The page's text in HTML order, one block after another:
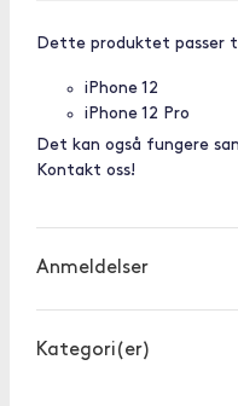
Dette produktet passer
iPhone 12
iPhone 12 Pro
Det kan også fungere
Kontakt oss!
Anmeldelser
Kategori(er)